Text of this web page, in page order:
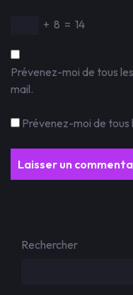
+ 8 = 14
Prévenez-moi de tous
mail.
Prévenez-moi de
Rechercher